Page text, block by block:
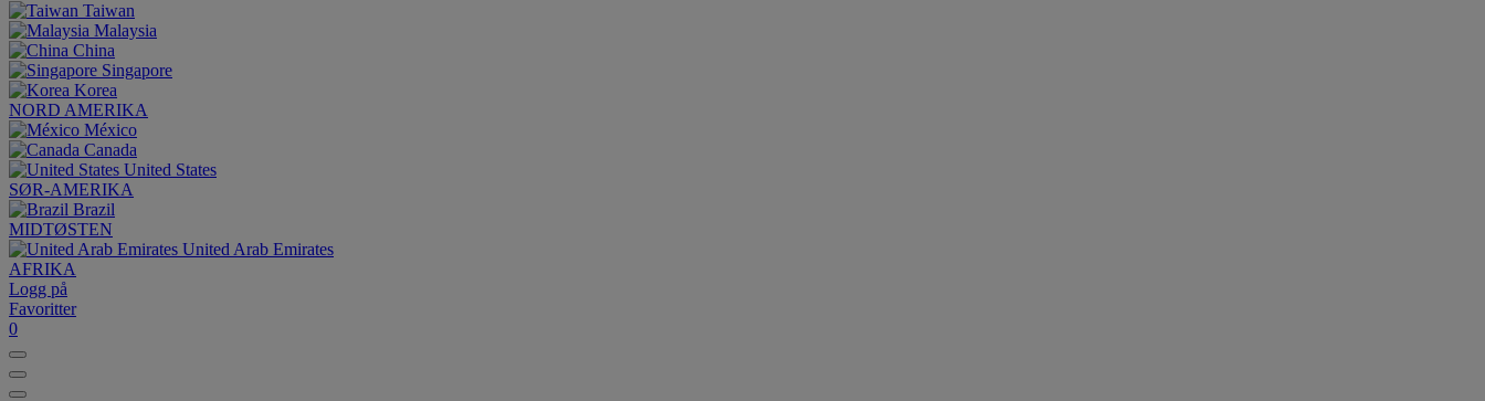
Taiwan
Malaysia
China
Singapore
Korea
NORD AMERIKA
México
Canada
United States
SØR-AMERIKA
Brazil
MIDTØSTEN
United Arab Emirates
AFRIKA
Logg på
Favoritter
0